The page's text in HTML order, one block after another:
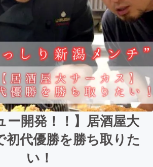
ー開発！！】居酒屋大
初代優勝を勝ち取りた
い！